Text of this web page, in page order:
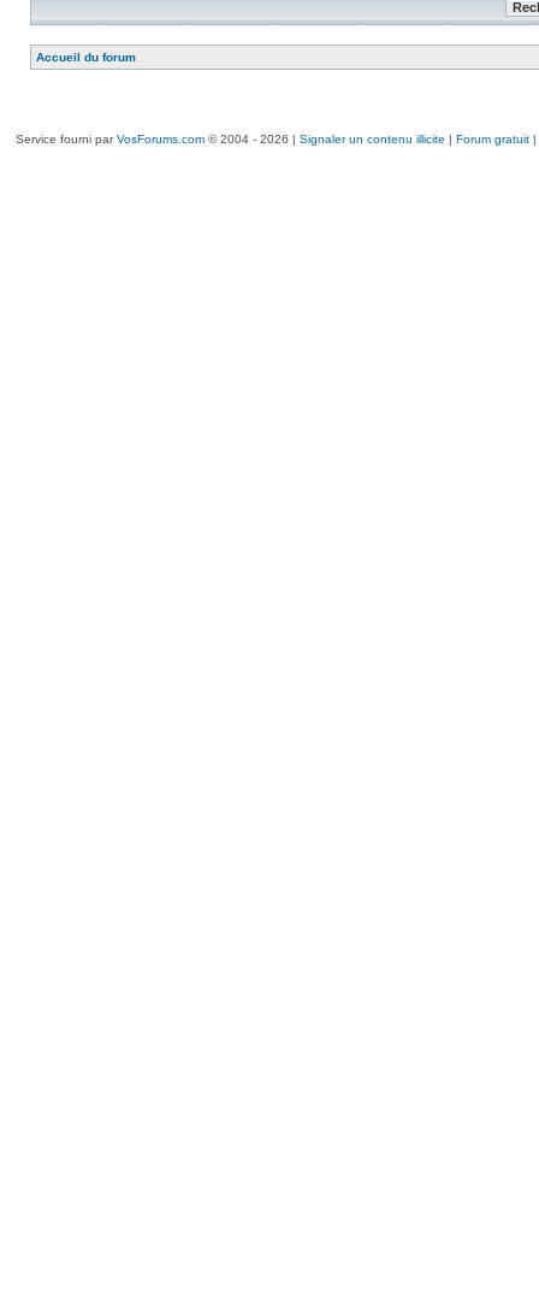
Accueil du forum
Service fourni parVosForums.com© 2004 - 2026 | Signaler un contenu illicite | Forum gratuit|